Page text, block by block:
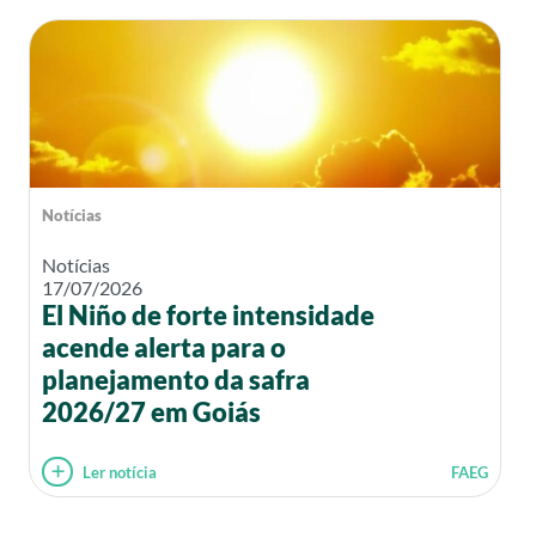
Notícias
Notícias
17/07/2026
El Niño de forte intensidade
acende alerta para o
planejamento da safra
2026/27 em Goiás
Ler notícia FAEG